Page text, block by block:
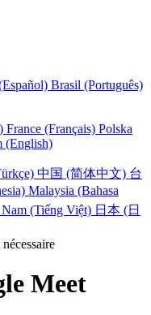
Brasil (Português)
France (Français) Polska
(English)
中国 (简体中文) 台
Malaysia (Bahasa
(Tiếng Việt) 日本 (日
Meet